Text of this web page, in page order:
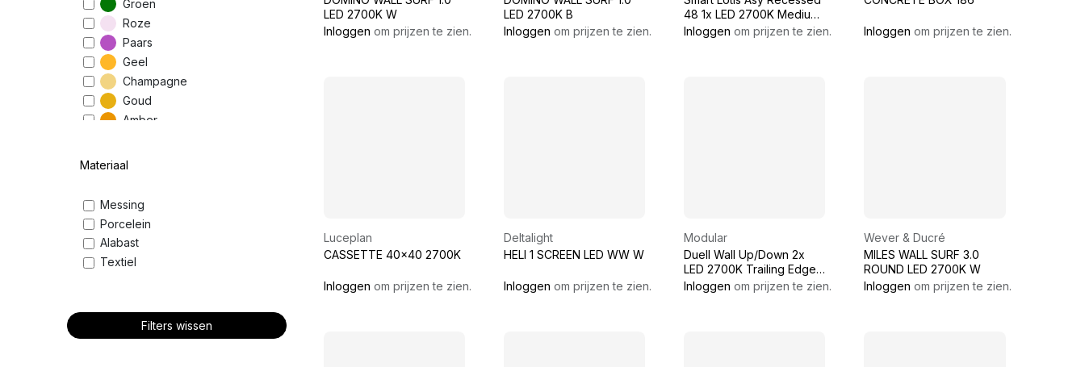
Groen
Roze
Paars
Geel
Champagne
Goud
Amber
Terracotta
Brons
Bruin
Zwart
Meerkleurig
Materiaal
Messing
Porcelein
Alabast
Textiel
Filters wissen
LED 2700K W
Inloggen om prijzen te zien.
LED 2700K B
Inloggen om prijzen te zien.
48 1x LED 2700K Medium
DE Black Structure
Inloggen om prijzen te zien. Inloggen om prijzen te zien.
Luceplan
CASSETTE 40x40 2700K
Inloggen om prijzen te zien.
Deltalight
HELI 1 SCREEN LED WW W
Inloggen om prijzen te zien.
Modular
Duell Wall Up/Down 2x
LED 2700K Trailing Edge
DI Silver Bronze Brushed
Inloggen om prijzen te zien.
Wever & Ducré
MILES WALL SURF 3.0
ROUND LED 2700K W
Inloggen om prijzen te zien.